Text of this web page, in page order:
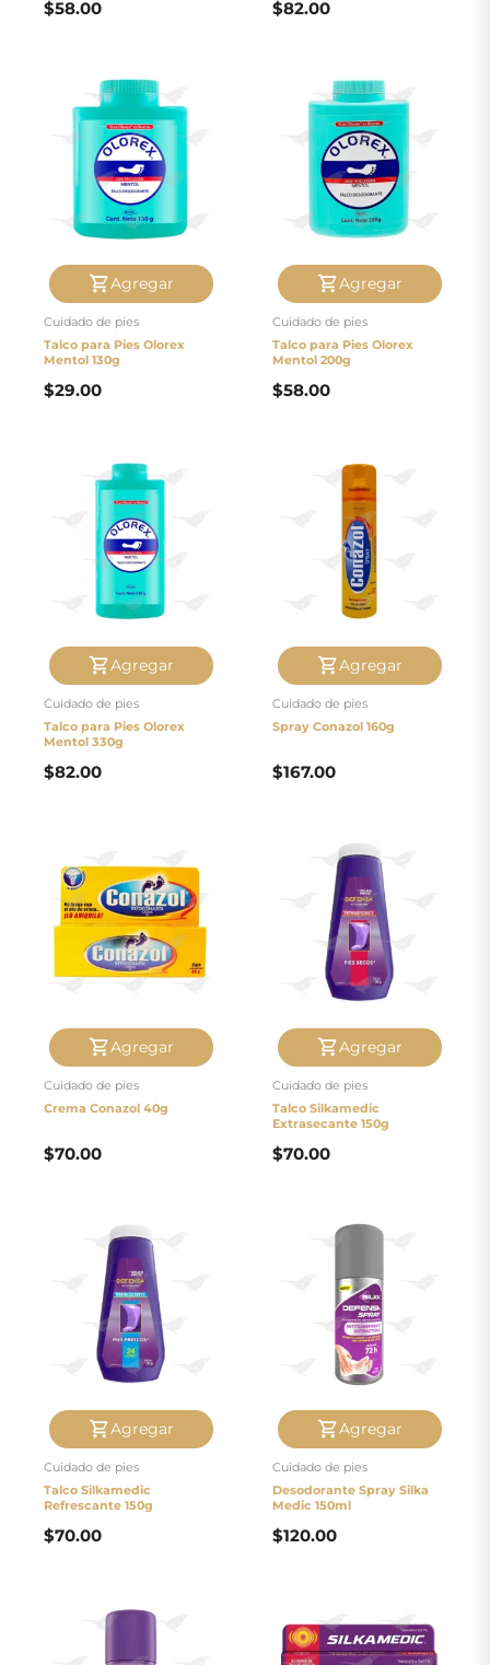
$58.00 $82.00
Agregar
Cuidado de pies
Talco para Pies Olorex
Mentol 130g
$29.00
Agregar
Cuidado de pies
Talco para Pies Olorex
Mentol 200g
$58.00
Agregar
Cuidado de pies
Talco para Pies Olorex
Mentol 330g
$82.00
Agregar
Cuidado de pies
Spray Conazol 160g
$167.00
Agregar
Cuidado de pies
Crema Conazol 40g
$70.00
Agregar
Cuidado de pies
Talco Silkamedic
Extrasecante 150g
$70.00
Agregar
Cuidado de pies
Talco Silkamedic
Refrescante 150g
$70.00
Agregar
Cuidado de pies
Desodorante Spray Silka
Medic 150ml
$120.00